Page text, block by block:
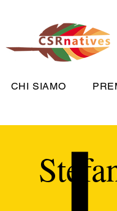
CHI SIAMO